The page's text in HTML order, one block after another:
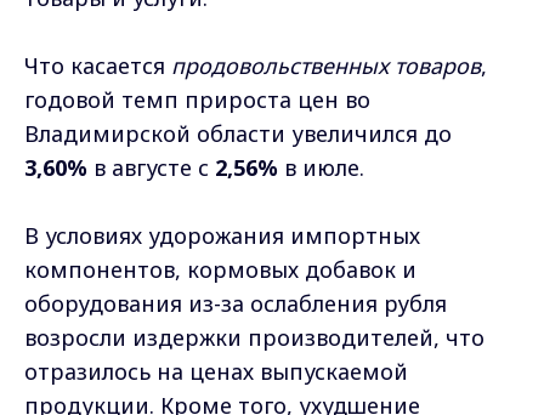
Что касается продовольственных товаров,
годовой темп прироста цен во
Владимирской области увеличился до
3,60% в августе с 2,56% в июле.
В условиях удорожания импортных
компонентов, кормовых добавок и
оборудования из-за ослабления рубля
возросли издержки производителей, что
отразилось на ценах выпускаемой
продукции. Кроме того, ухудшение